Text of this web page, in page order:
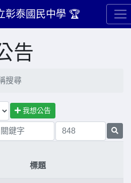
彰泰國民中學 🏆
告
搜尋
我想公告
標題